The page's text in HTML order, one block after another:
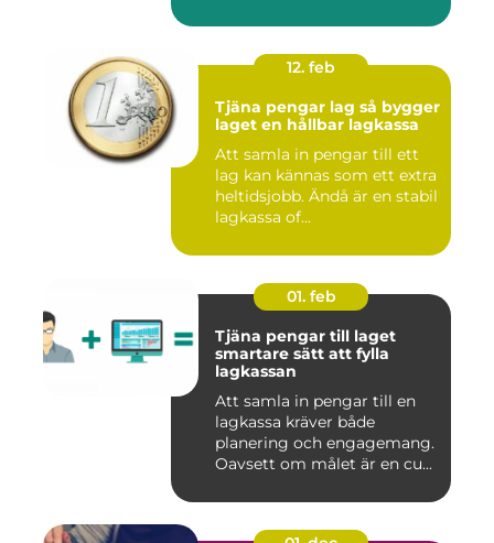
12. feb
Tjäna pengar lag så bygger
laget en hållbar lagkassa
Att samla in pengar till ett
lag kan kännas som ett extra
heltidsjobb. Ändå är en stabil
lagkassa of...
01. feb
Tjäna pengar till laget
smartare sätt att fylla
lagkassan
Att samla in pengar till en
lagkassa kräver både
planering och engagemang.
Oavsett om målet är en cu...